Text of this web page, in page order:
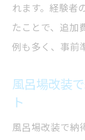
れます。経験者
たことで、追加
例も多く、事前
風呂場改装
ト
風呂場改装で納